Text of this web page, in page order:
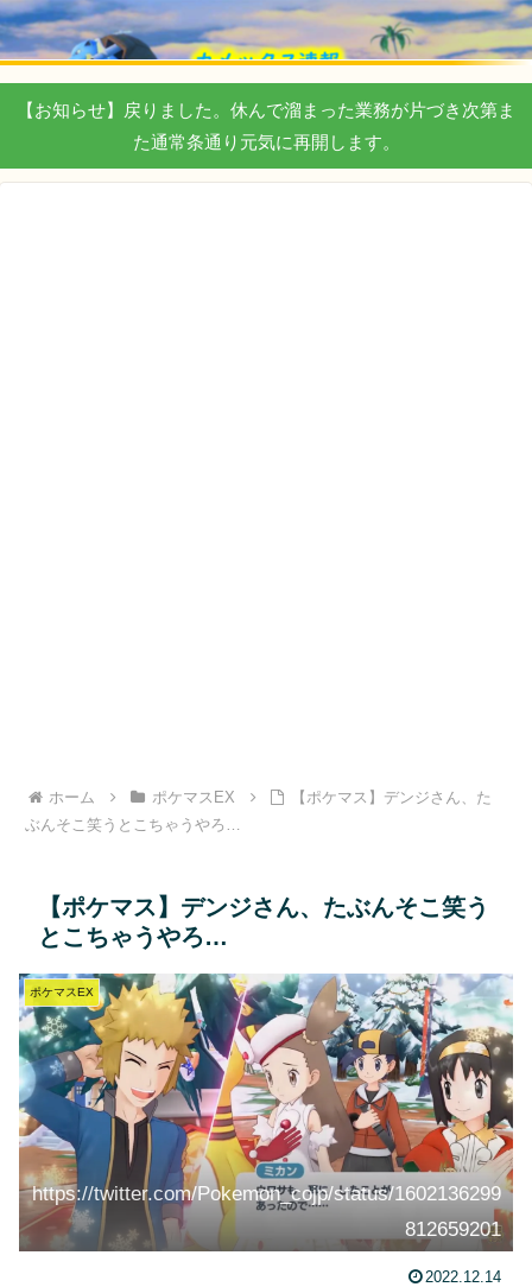
【お知らせ】戻りました。休んで溜まった業務が片づき次第ま
た通常条通り元気に再開します。
ホーム ポケマスEX
【ポケマス】デンジさん、た
ぶんそこ笑うとこちゃうやろ…
【ポケマス】デンジさん、たぶんそこ笑う
とこちゃうやろ…
ポケマスEX
https://twitter.com/Pokemon_cojp/status/1602136299
812659201
2022.12.14